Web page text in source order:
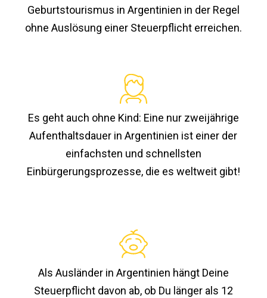
Geburtstourismus in Argentinien in der Regel
ohne Auslösung einer Steuerpflicht erreichen.
Es geht auch ohne Kind: Eine nur zweijährige
Aufenthaltsdauer in Argentinien ist einer der
einfachsten und schnellsten
Einbürgerungsprozesse, die es weltweit gibt!
Als Ausländer in Argentinien hängt Deine
Steuerpflicht davon ab, ob Du länger als 12